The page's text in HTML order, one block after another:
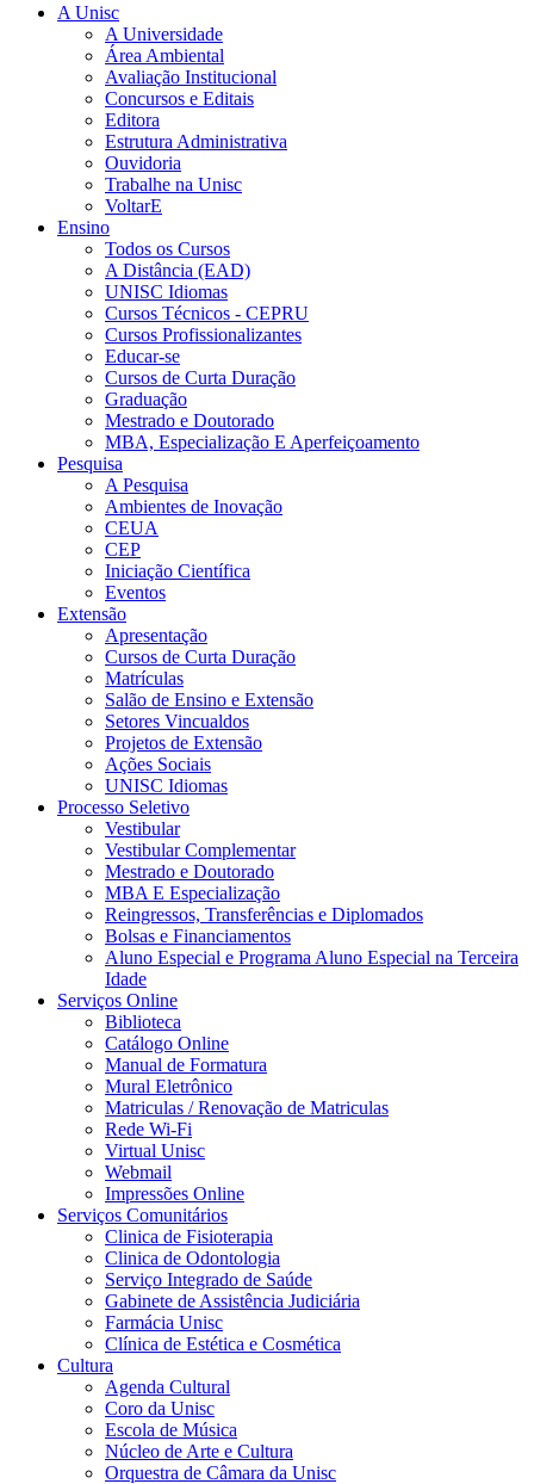
A Unisc
A Universidade
Área Ambiental
Avaliação Institucional
Concursos e Editais
Editora
Estrutura Administrativa
Ouvidoria
Trabalhe na Unisc
VoltarE
Ensino
Todos os Cursos
A Distância (EAD)
UNISC Idiomas
Cursos Técnicos - CEPRU
Cursos Profissionalizantes
Educar-se
Cursos de Curta Duração
Graduação
Mestrado e Doutorado
MBA, Especialização E Aperfeiçoamento
Pesquisa
A Pesquisa
Ambientes de Inovação
CEUA
CEP
Iniciação Científica
Eventos
Extensão
Apresentação
Cursos de Curta Duração
Matrículas
Salão de Ensino e Extensão
Setores Vincualdos
Projetos de Extensão
Ações Sociais
UNISC Idiomas
Processo Seletivo
Vestibular
Vestibular Complementar
Mestrado e Doutorado
MBA E Especialização
Reingressos, Transferências e Diplomados
Bolsas e Financiamentos
Aluno Especial e Programa Aluno Especial na Terceira
Idade
Serviços Online
Biblioteca
Catálogo Online
Manual de Formatura
Mural Eletrônico
Matriculas / Renovação de Matriculas
Rede Wi-Fi
Virtual Unisc
Webmail
Impressões Online
Serviços Comunitários
Clinica de Fisioterapia
Clinica de Odontologia
Serviço Integrado de Saúde
Gabinete de Assistência Judiciária
Farmácia Unisc
Clínica de Estética e Cosmética
Cultura
Agenda Cultural
Coro da Unisc
Escola de Música
Núcleo de Arte e Cultura
Orquestra de Câmara da Unisc